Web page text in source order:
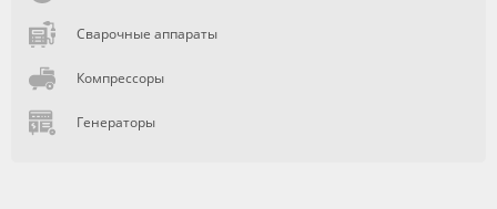
Сварочные аппараты
Компрессоры
Генераторы